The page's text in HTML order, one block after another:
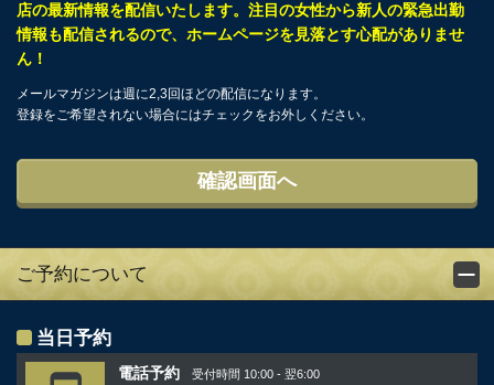
店の最新情報を配信いたします。注目の女性から新人の緊急出勤
情報も配信されるので、ホームページを見落とす心配がありませ
ん！
メールマガジンは週に2,3回ほどの配信になります。
登録をご希望されない場合にはチェックをお外しください。
ご予約について
当日予約
電話予約 受付時間 10:00 - 翌6:00